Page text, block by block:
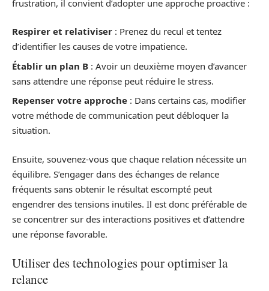
frustration, il convient d’adopter une approche proactive :
Respirer et relativiser : Prenez du recul et tentez
d’identifier les causes de votre impatience.
Établir un plan B : Avoir un deuxième moyen d’avancer
sans attendre une réponse peut réduire le stress.
Repenser votre approche : Dans certains cas, modifier
votre méthode de communication peut débloquer la
situation.
Ensuite, souvenez-vous que chaque relation nécessite un
équilibre. S’engager dans des échanges de relance
fréquents sans obtenir le résultat escompté peut
engendrer des tensions inutiles. Il est donc préférable de
se concentrer sur des interactions positives et d’attendre
une réponse favorable.
Utiliser des technologies pour optimiser la
relance